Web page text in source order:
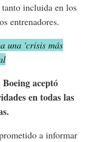
incluida en los
entrenadores.
una 'crisis más
aceptó
en todas las
a informar